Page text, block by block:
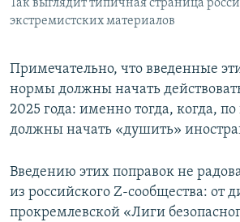
Так выглядит типичная страница
экстремистских материалов
Примечательно, что введенные
нормы должны начать
2025 года: именно тогда, когда,
должны начать «душить»
Введению этих поправок не
из российского Z-сообщества: от
прокремлевской «Лиги